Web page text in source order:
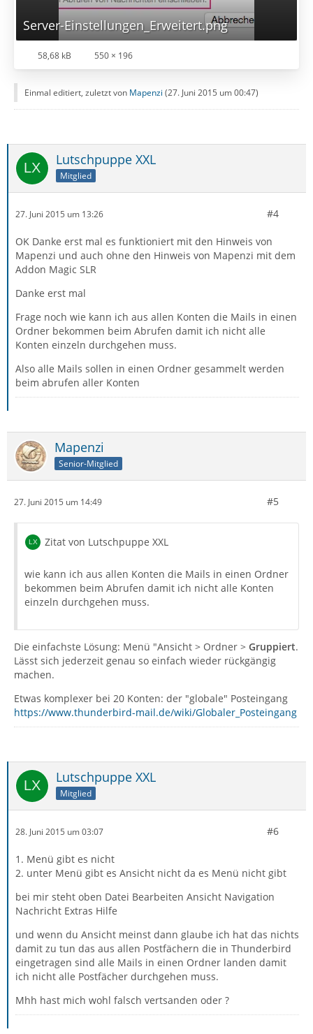
Server-Einstellungen_Erweitert.png
58,68 kB 550 × 196
Einmal editiert, zuletzt von Mapenzi (27. Juni 2015 um 00:47)
Lutschpuppe XXL
Mitglied
27. Juni 2015 um 13:26 #4
OK Danke erst mal es funktioniert mit den Hinweis von
Mapenzi und auch ohne den Hinweis von Mapenzi mit dem
Addon Magic SLR
Danke erst mal
Frage noch wie kann ich aus allen Konten die Mails in einen
Ordner bekommen beim Abrufen damit ich nicht alle
Konten einzeln durchgehen muss.
Also alle Mails sollen in einen Ordner gesammelt werden
beim abrufen aller Konten
Mapenzi
Senior-Mitglied
27. Juni 2015 um 14:49 #5
Zitat von Lutschpuppe XXL
wie kann ich aus allen Konten die Mails in einen Ordner
bekommen beim Abrufen damit ich nicht alle Konten
einzeln durchgehen muss.
Die einfachste Lösung: Menü "Ansicht > Ordner > Gruppiert.
Lässt sich jederzeit genau so einfach wieder rückgängig
machen.
Etwas komplexer bei 20 Konten: der "globale" Posteingang
https://www.thunderbird-mail.de/wiki/Globaler_Posteingang
Lutschpuppe XXL
Mitglied
28. Juni 2015 um 03:07 #6
1. Menü gibt es nicht
2. unter Menü gibt es Ansicht nicht da es Menü nicht gibt
bei mir steht oben Datei Bearbeiten Ansicht Navigation
Nachricht Extras Hilfe
und wenn du Ansicht meinst dann glaube ich hat das nichts
damit zu tun das aus allen Postfächern die in Thunderbird
eingetragen sind alle Mails in einen Ordner landen damit
ich nicht alle Postfächer durchgehen muss.
Mhh hast mich wohl falsch vertsanden oder ?